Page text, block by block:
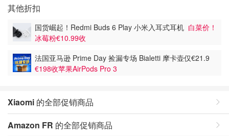
其他折扣
国货崛起！Redmi Buds 6 Play 小米入耳式耳机 白菜价！
冰莓粉€10.99收
法国亚马逊 Prime Day 捡漏专场 Bialetti 摩卡壶仅€21.9
€198收苹果AirPods Pro 3
Xiaomi 的全部促销商品
Amazon FR 的全部促销商品